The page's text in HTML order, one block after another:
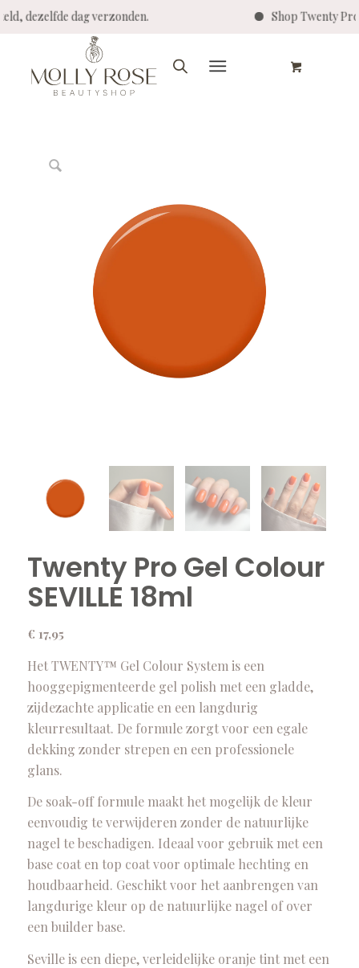
dezelfde dag verzonden. Shop Twenty Pro -
Twenty Pro Gel Colour
SEVILLE 18ml
€ 17,95
Het TWENTY™ Gel Colour System is een
hooggepigmenteerde gel polish met een gladde,
zijdezachte applicatie en een langdurig
kleurresultaat. De formule zorgt voor een egale
dekking zonder strepen en een professionele
glans.
De soak-off formule maakt het mogelijk de kleur
eenvoudig te verwijderen zonder de natuurlijke
nagel te beschadigen. Ideaal voor gebruik met een
base coat en top coat voor optimale hechting en
houdbaarheid. Geschikt voor het aanbrengen van
langdurige kleur op de natuurlijke nagel of over
een builder base.
Seville is een diepe, verleidelijke oranje tint met een